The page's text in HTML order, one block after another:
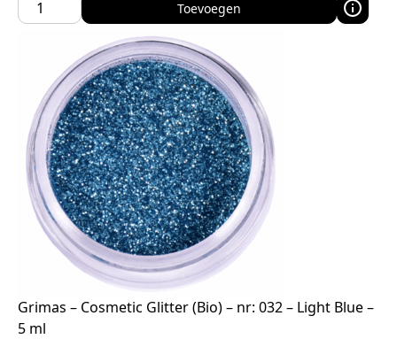
Toevoegen
Grimas – Cosmetic Glitter (Bio) – nr: 032 – Light Blue –
5 ml